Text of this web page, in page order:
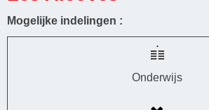
Mogelijke indelingen :
Onderwijs